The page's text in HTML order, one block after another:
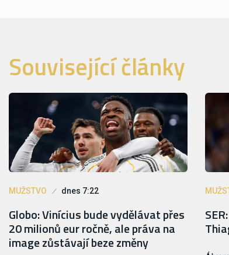
Související články
MUŽSTVO dnes 7:22
Globo: Vinícius bude vydělávat přes
20 milionů eur ročně, ale práva na
image zůstávají beze změny